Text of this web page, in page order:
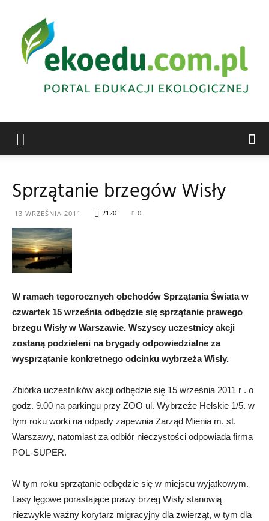
ekologiczna
Sprzątanie brzegów Wisły
13 WRZEŚNIA 2011 2120 0
W ramach tegorocznych obchodów Sprzątania Świata w
czwartek 15 września odbędzie się sprzątanie prawego
brzegu Wisły w Warszawie. Wszyscy uczestnicy akcji
zostaną podzieleni na brygady odpowiedzialne za
wysprzątanie konkretnego odcinku wybrzeża Wisły.
Zbiórka uczestników akcji odbędzie się 15 września 2011 r . o
godz. 9.00 na parkingu przy ZOO ul. Wybrzeże Helskie 1/5. w
tym roku worki na odpady zapewnia Zarząd Mienia m. st.
Warszawy, natomiast za odbiór nieczystości odpowiada firma
POL-SUPER.
W tym roku sprzątanie odbędzie się w miejscu wyjątkowym.
Lasy łęgowe porastające prawy brzeg Wisły stanowią
niezwykle ważny korytarz migracyjny dla zwierząt, w tym dla